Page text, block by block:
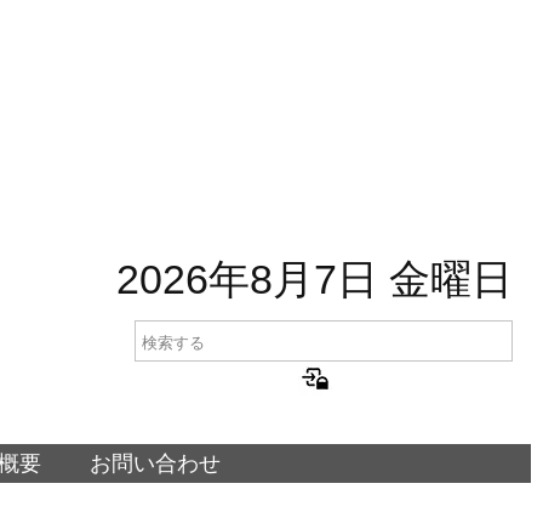
2026年8月7日 金曜日
要 お問い合わせ